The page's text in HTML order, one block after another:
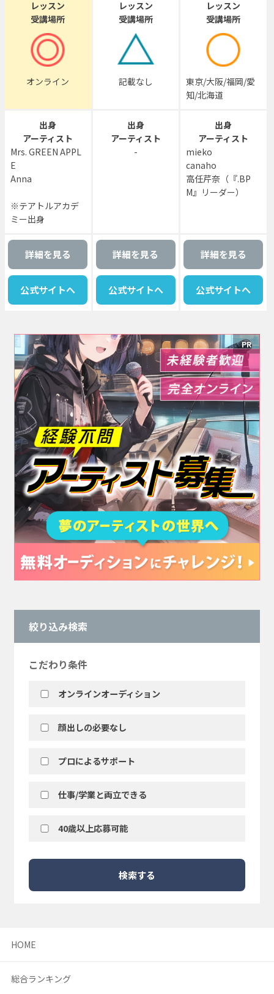
レッスン
受講場所
オンライン
レッスン
受講場所
記載なし
レッスン
受講場所
東京/大阪/福岡/愛
知/北海道
出身
アーティスト
Mrs. GREEN APPL
E
Anna
※テアトルアカデ
ミー出身
出身
アーティスト
-
出身
アーティスト
mieko
canaho
高任芹奈（『.BP
M』リーダー）
詳細を見る
公式サイトへ
詳細を見る
公式サイトへ
詳細を見る
公式サイトへ
PR
絞り込み検索
こだわり条件
オンラインオーディション
顔出しの必要なし
プロによるサポート
仕事/学業と両立できる
40歳以上応募可能
検索する
HOME
総合ランキング